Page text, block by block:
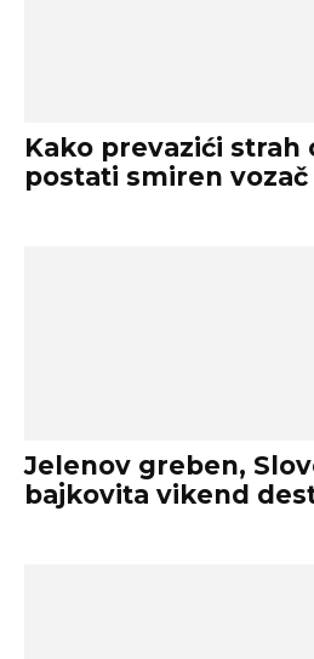
Kako prevazići strah
postati smiren vozač
Jelenov greben,
bajkovita vikend